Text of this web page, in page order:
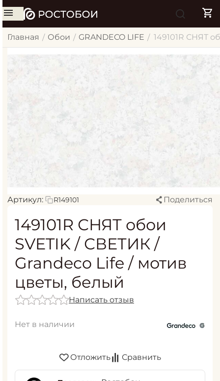
Главная / Обои / GRANDECO LIFE / 149101R СНЯТ
Артикул: R149101 Поделиться
149101R СНЯТ обои
SVETIK / СВЕТИК /
Grandeco Life / мотив
цветы, белый
Написать отзыв
Нет в наличии
Отложить Сравнить